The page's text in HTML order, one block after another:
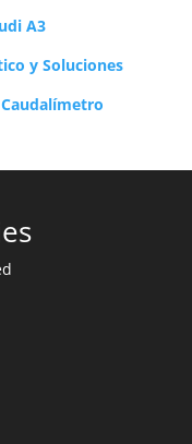
A3
y Soluciones